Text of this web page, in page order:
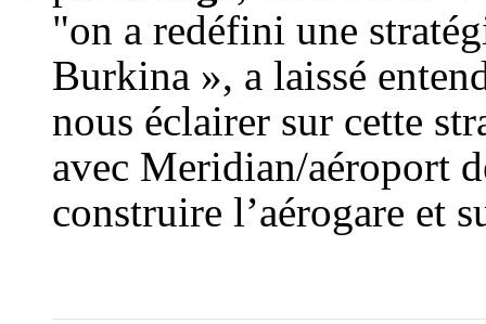
"on a redéfini une
Burkina », a laissé
nous éclairer sur cette
avec Meridian/aéroport
construire l’aérogare et